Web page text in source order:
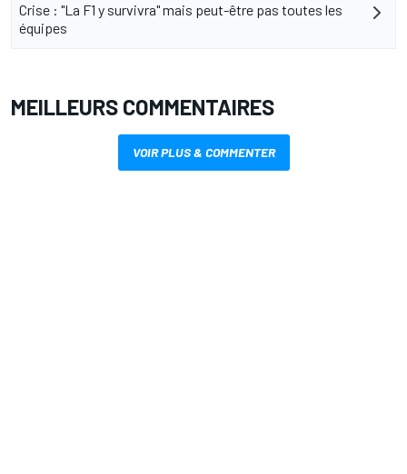
Crise : "La F1 y survivra" mais peut-être pas toutes les
équipes
MEILLEURS COMMENTAIRES
VOIR PLUS & COMMENTER